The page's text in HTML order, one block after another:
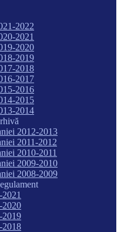
2022
2021
2020
2019
2018
2017
2016
2015
2014
2012-2013
2011-2012
2010-2011
2009-2010
2008-2009
2020
2019
2018